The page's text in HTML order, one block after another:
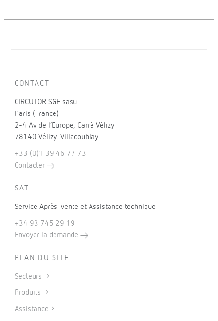
CONTACT
CIRCUTOR SGE sasu
Paris (France)
2-4 Av de l’Europe, Carré Vélizy
78140 Vélizy-Villacoublay
+33 (0)1 39 46 77 73
Contacter
SAT
Service Après-vente et Assistance technique
+34 93 745 29 19
Envoyer la demande
PLAN DU SITE
Secteurs
Produits
Assistance